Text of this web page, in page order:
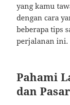
yang kamu
dengan cara
beberapa tips
perjalanan ini.
Pahami
dan Pasar